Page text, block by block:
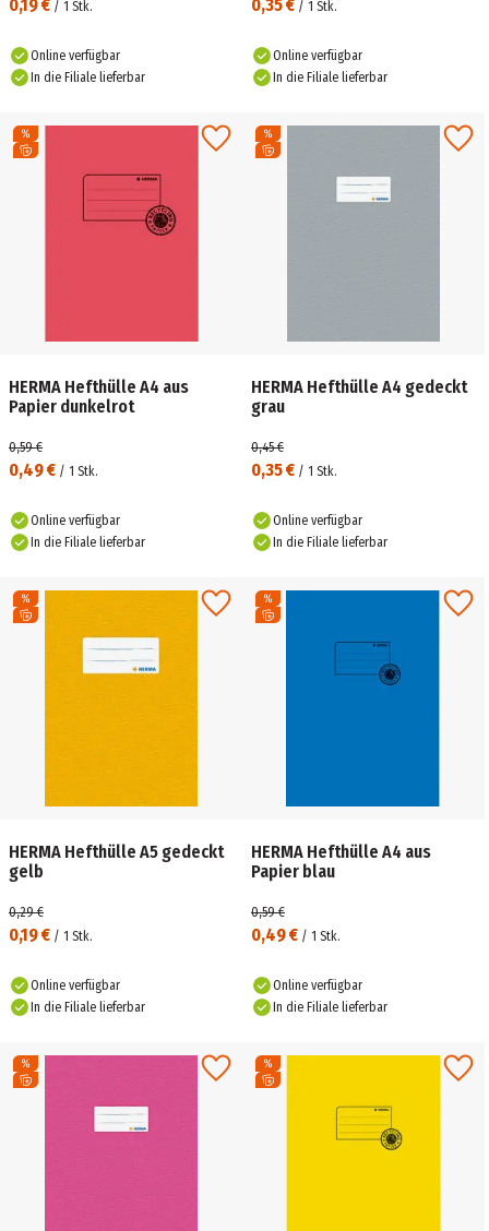
0,19 € / 1 Stk.
Online verfügbar
In die Filiale lieferbar
0,35 € / 1 Stk.
Online verfügbar
In die Filiale lieferbar
HERMA Hefthülle A4 aus
Papier dunkelrot
0,49 € / 1 Stk.
0,59 €
Online verfügbar
In die Filiale lieferbar
HERMA Hefthülle A4 gedeckt
grau
0,35 € / 1 Stk.
0,45 €
Online verfügbar
In die Filiale lieferbar
HERMA Hefthülle A5 gedeckt
gelb
0,19 € / 1 Stk.
0,29 €
Online verfügbar
In die Filiale lieferbar
HERMA Hefthülle A4 aus
Papier blau
0,49 € / 1 Stk.
0,59 €
Online verfügbar
In die Filiale lieferbar